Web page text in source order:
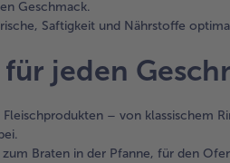
Geschmack.
Saftigkeit und Nährstoffe
jeden
– von klassischem
Braten in der Pfanne, für den